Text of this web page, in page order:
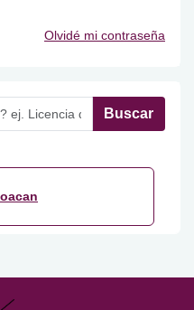
Olvidé mi contraseña
Buscar